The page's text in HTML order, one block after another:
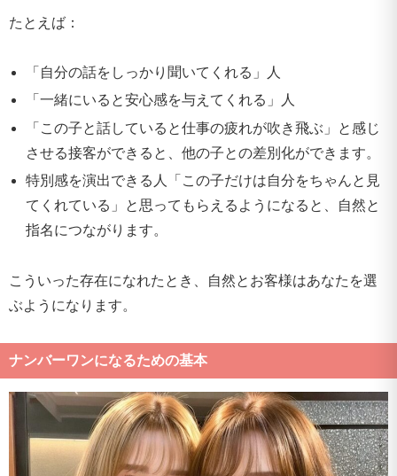
たとえば：
「自分の話をしっかり聞いてくれる」人
「一緒にいると安心感を与えてくれる」人
「この子と話していると仕事の疲れが吹き飛ぶ」と感じ
させる接客ができると、他の子との差別化ができます。
特別感を演出できる人「この子だけは自分をちゃんと見
てくれている」と思ってもらえるようになると、自然と
指名につながります。
こういった存在になれたとき、自然とお客様はあなたを選
ぶようになります。
ナンバーワンになるための基本